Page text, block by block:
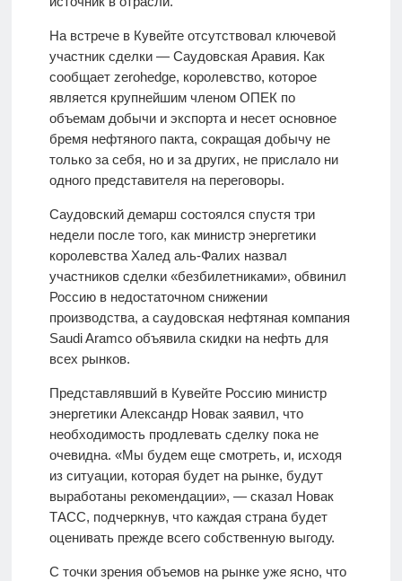
На встрече в Кувейте отсутствовал ключевой
участник сделки — Саудовская Аравия. Как
сообщает zerohedge, королевство, которое
является крупнейшим членом ОПЕК по
объемам добычи и экспорта и несет основное
бремя нефтяного пакта, сокращая добычу не
только за себя, но и за других, не прислало ни
одного представителя на переговоры.
Саудовский демарш состоялся спустя три
недели после того, как министр энергетики
королевства Халед аль-Фалих назвал
участников сделки «безбилетниками», обвинил
Россию в недостаточном снижении
производства, а саудовская нефтяная компания
Saudi Aramco объявила скидки на нефть для
всех рынков.
Представлявший в Кувейте Россию министр
энергетики Александр Новак заявил, что
необходимость продлевать сделку пока не
очевидна. «Мы будем еще смотреть, и, исходя
из ситуации, которая будет на рынке, будут
выработаны рекомендации», — сказал Новак
ТАСС, подчеркнув, что каждая страна будет
оценивать прежде всего собственную выгоду.
С точки зрения объемов на рынке уже ясно, что